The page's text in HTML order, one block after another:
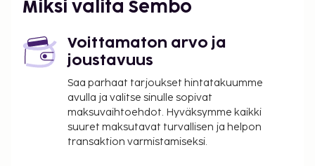
takuumaksut eivät välttämättä sisällä veroja, ja ne
Hierontapalvelut tulee varata etukäteen.
Varauksen voi tehdä ottamalla
majoituspaikkaan yhteyttä ennen saapumista
soittamalla varausvahvistuksessa olevaan
numeroon.
Miksi valita Sembo
Voittamaton arvo ja
joustavuus
Saa parhaat tarjoukset hintatakuumme
avulla ja valitse sinulle sopivat
maksuvaihtoehdot. Hyväksymme kaikki
suuret maksutavat turvallisen ja helpon
transaktion varmistamiseksi.